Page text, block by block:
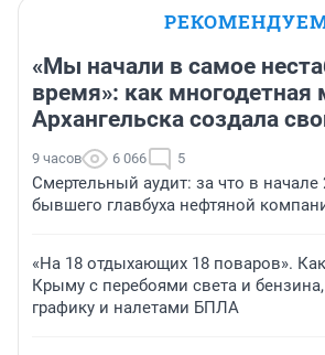
«Мы начали в самое
время»: как многодетная
Архангельска создала
9 часов 6 066 5
Смертельный аудит: за что в начале
бывшего главбуха нефтяной
«На 18 отдыхающих 18 поваров».
Крыму с перебоями света и
графику и налетами БПЛА